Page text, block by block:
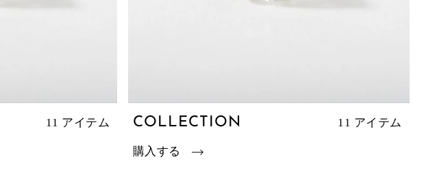
11 アイテム COLLECTION 11 アイテム
購入する